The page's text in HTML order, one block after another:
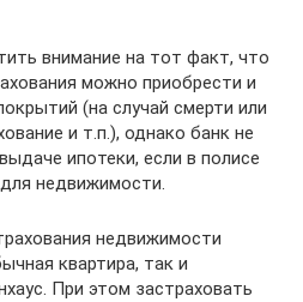
внимание на тот факт, что
можно приобрести и
(на случай смерти или
и т.п.), однако банк не
ипотеки, если в полисе
недвижимости.
недвижимости
квартира, так и
При этом застраховать